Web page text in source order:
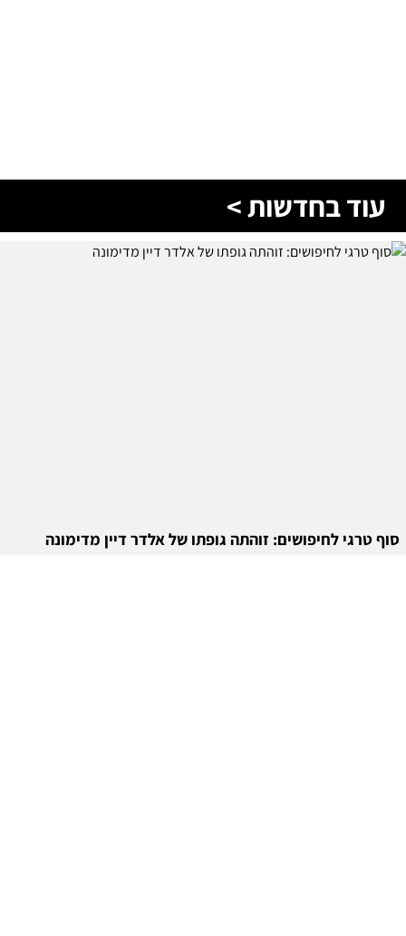
עוד בחדשות >
סוף טרגי לחיפושים: זוהתה גופתו של אלדר דיין מדימונה